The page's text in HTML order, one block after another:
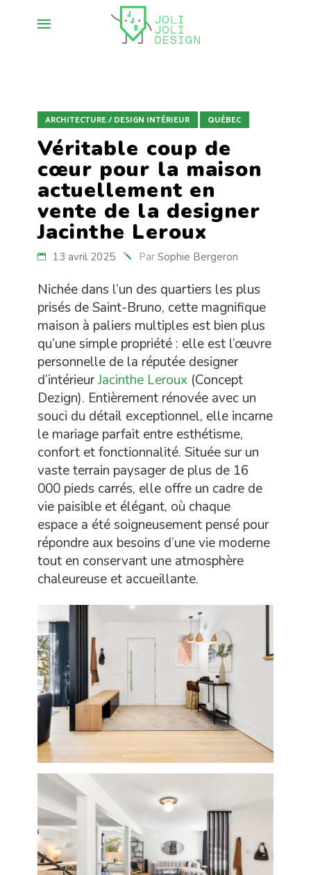
ARCHITECTURE / DESIGN INTÉRIEUR QUÉBEC
Véritable coup de
cœur pour la maison
actuellement en
vente de la designer
Jacinthe Leroux
13 avril 2025 Par Sophie Bergeron
Nichée dans l’un des quartiers les plus
prisés de Saint-Bruno, cette magnifique
maison à paliers multiples est bien plus
qu’une simple propriété : elle est l’œuvre
personnelle de la réputée designer
d’intérieurJacinthe Leroux (Concept
Dezign). Entièrement rénovée avec un
souci du détail exceptionnel, elle incarne
le mariage parfait entre esthétisme,
confort et fonctionnalité. Située sur un
vaste terrain paysager de plus de 16
000 pieds carrés, elle offre un cadre de
vie paisible et élégant, où chaque
espace a été soigneusement pensé pour
répondre aux besoins d’une vie moderne
tout en conservant une atmosphère
chaleureuse et accueillante.